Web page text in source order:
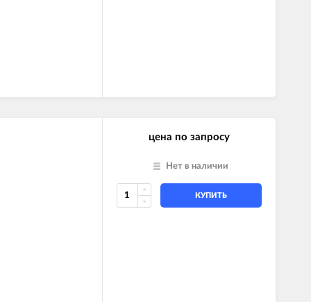
цена по запросу
Нет в наличии
КУПИТЬ